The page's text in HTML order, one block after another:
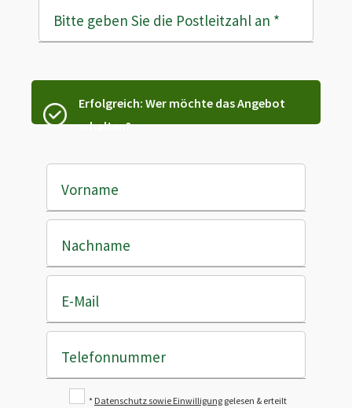
Bitte geben Sie die Postleitzahl an *
Erfolgreich: Wer möchte das Angebot
erhalten?
Vorname
Nachname
E-Mail
Telefonnummer
* Datenschutz sowie Einwilligung gelesen & erteilt